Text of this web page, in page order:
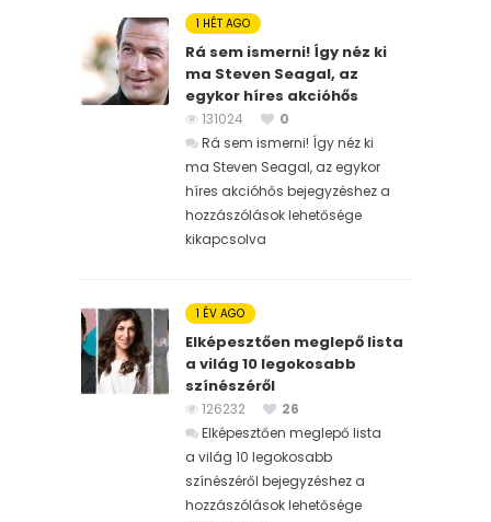
1 HÉT AGO
Rá sem ismerni! Így néz ki
ma Steven Seagal, az
egykor híres akcióhős
131024
0
Rá sem ismerni! Így néz ki
ma Steven Seagal, az egykor
híres akcióhős bejegyzéshez a
hozzászólások lehetősége
kikapcsolva
1 ÉV AGO
Elképesztően meglepő lista
a világ 10 legokosabb
színészéről
126232
26
Elképesztően meglepő lista
a világ 10 legokosabb
színészéről bejegyzéshez a
hozzászólások lehetősége